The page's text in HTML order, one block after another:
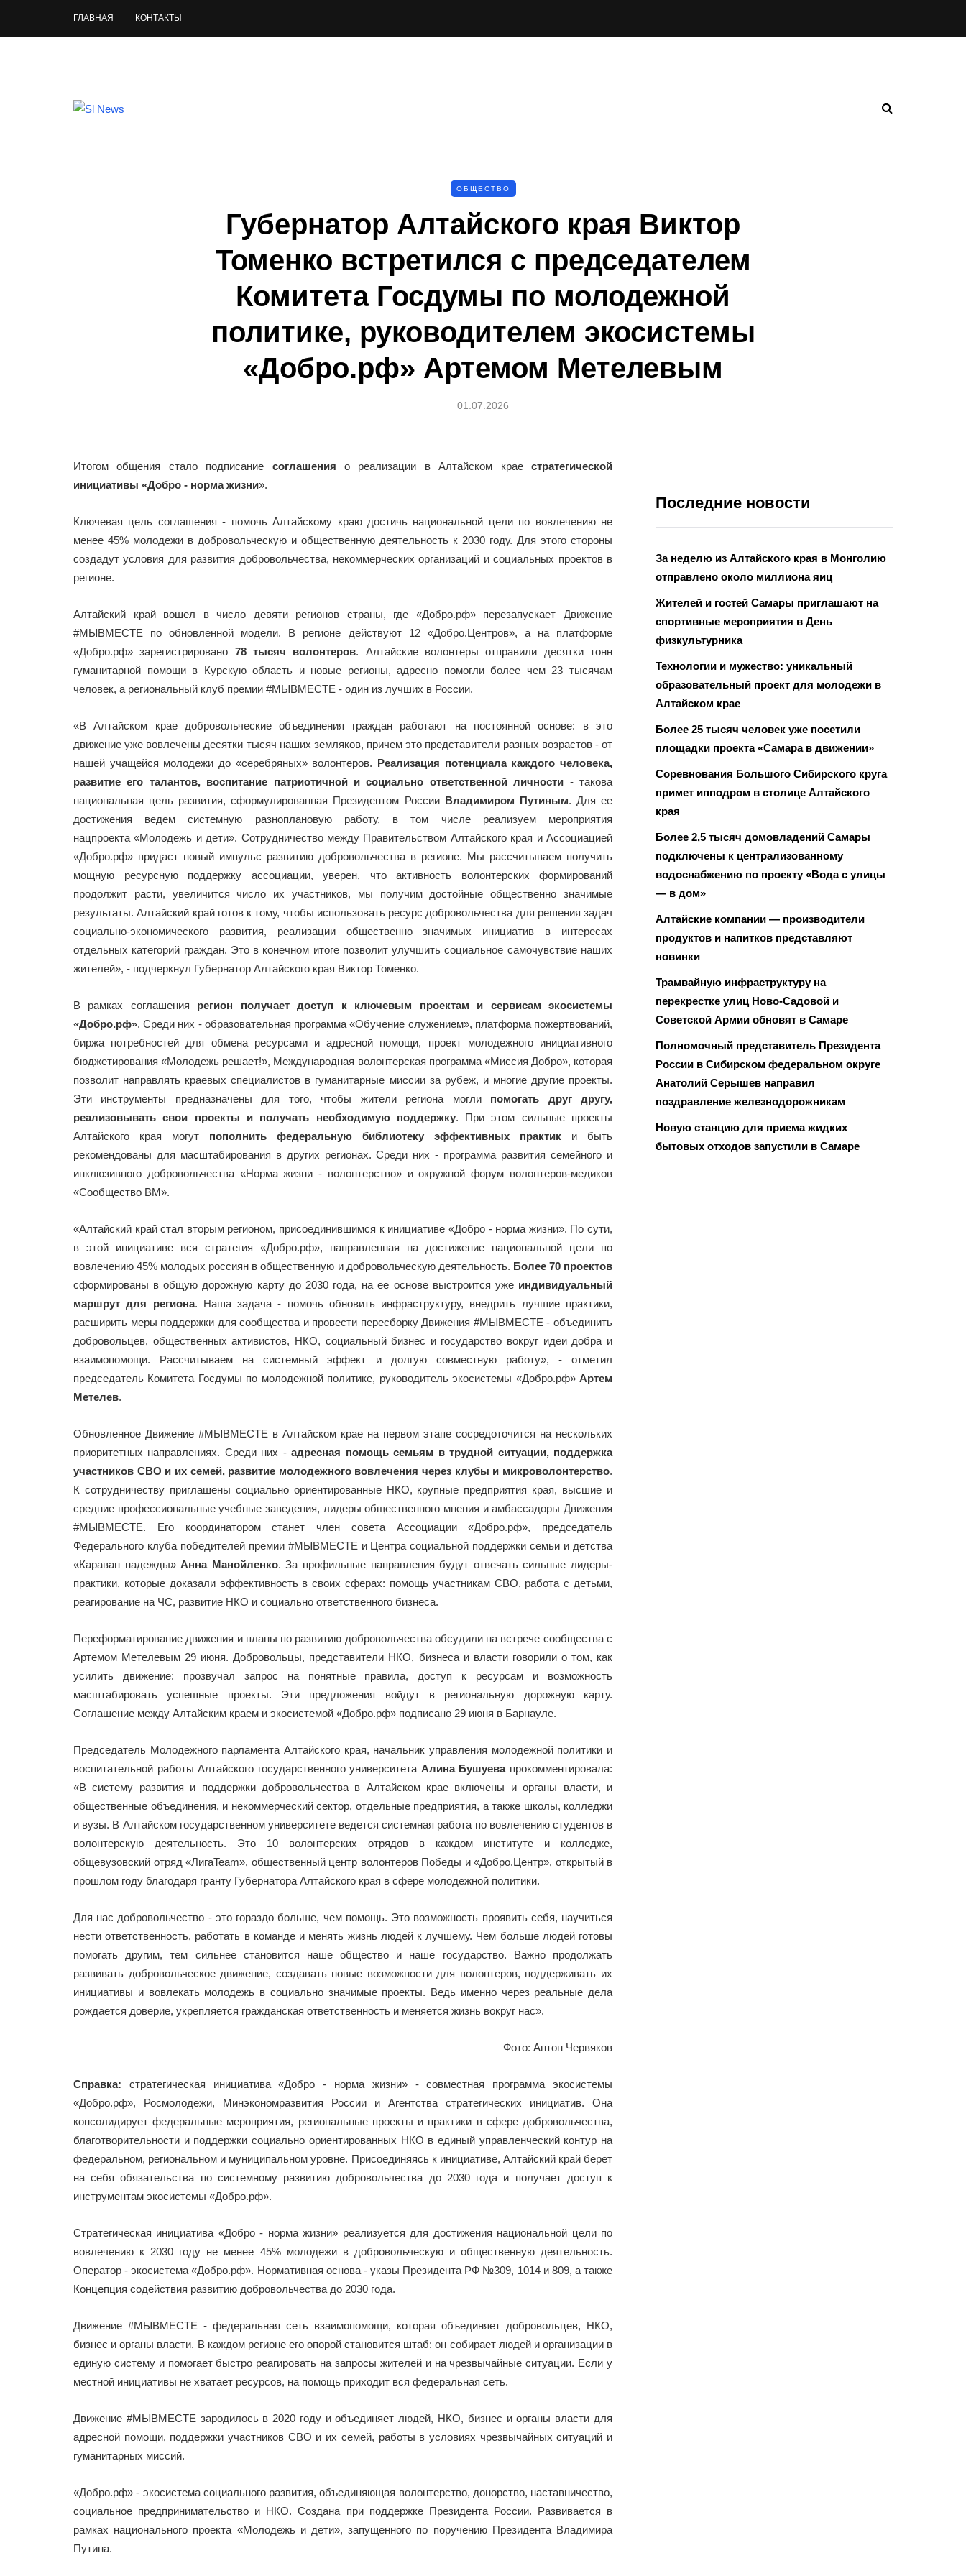
ГЛАВНАЯ КОНТАКТЫ
ОБЩЕСТВО
Губернатор Алтайского края Виктор
Томенко встретился с председателем
Комитета Госдумы по молодежной
политике, руководителем экосистемы
«Добро.рф» Артемом Метелевым
01.07.2026
Итогом общения стало подписание соглашения о реализации в Алтайском краестратегической
инициативы «Добро - норма жизни».
Ключевая цель соглашения - помочь Алтайскому краю достичь национальной цели по вовлечению не
менее 45% молодежи в добровольческую и общественную деятельность к 2030 году. Для этого стороны
создадут условия для развития добровольчества, некоммерческих организаций и социальных проектов в
регионе.
Алтайский край вошел в число девяти регионов страны, где «Добро.рф» перезапускает Движение
#МЫВМЕСТЕ по обновленной модели. В регионе действуют 12 «Добро.Центров», а на платформе
«Добро.рф» зарегистрировано 78 тысяч волонтеров. Алтайские волонтеры отправили десятки тонн
гуманитарной помощи в Курскую область и новые регионы, адресно помогли более чем 23 тысячам
человек, а региональный клуб премии #МЫВМЕСТЕ - один из лучших в России.
«В Алтайском крае добровольческие объединения граждан работают на постоянной основе: в это
движение уже вовлечены десятки тысяч наших земляков, причем это представители разных возрастов - от
нашей учащейся молодежи до «серебряных» волонтеров. Реализация потенциала каждого человека,
развитие его талантов, воспитание патриотичной и социально ответственной личности - такова
национальная цель развития, сформулированная Президентом России Владимиром Путиным. Для ее
достижения ведем системную разноплановую работу, в том числе реализуем мероприятия
нацпроекта «Молодежь и дети». Сотрудничество между Правительством Алтайского края и Ассоциацией
«Добро.рф» придаст новый импульс развитию добровольчества в регионе. Мы рассчитываем получить
мощную ресурсную поддержку ассоциации, уверен, что активность волонтерских формирований
продолжит расти, увеличится число их участников, мы получим достойные общественно значимые
результаты. Алтайский край готов к тому, чтобы использовать ресурс добровольчества для решения задач
социально-экономического развития, реализации общественно значимых инициатив в интересах
отдельных категорий граждан. Это в конечном итоге позволит улучшить социальное самочувствие наших
жителей», - подчеркнул Губернатор Алтайского края Виктор Томенко.
В рамках соглашения регион получает доступ к ключевым проектам и сервисам экосистемы
«Добро.рф». Среди них - образовательная программа «Обучение служением», платформа пожертвований,
биржа потребностей для обмена ресурсами и адресной помощи, проект молодежного инициативного
бюджетирования «Молодежь решает!», Международная волонтерская программа «Миссия Добро», которая
позволит направлять краевых специалистов в гуманитарные миссии за рубеж, и многие другие проекты.
Эти инструменты предназначены для того, чтобы жители региона могли помогать друг другу,
реализовывать свои проекты и получать необходимую поддержку. При этом сильные проекты
Алтайского края могут пополнить федеральную библиотеку эффективных практик и быть
рекомендованы для масштабирования в других регионах. Среди них - программа развития семейного и
инклюзивного добровольчества «Норма жизни - волонтерство» и окружной форум волонтеров-медиков
«Сообщество ВМ».
«Алтайский край стал вторым регионом, присоединившимся к инициативе «Добро - норма жизни». По сути,
в этой инициативе вся стратегия «Добро.рф», направленная на достижение национальной цели по
вовлечению 45% молодых россиян в общественную и добровольческую деятельность. Более 70 проектов
сформированы в общую дорожную карту до 2030 года, на ее основе выстроится уже индивидуальный
маршрут для региона. Наша задача - помочь обновить инфраструктуру, внедрить лучшие практики,
расширить меры поддержки для сообщества и провести пересборку Движения #МЫВМЕСТЕ - объединить
добровольцев, общественных активистов, НКО, социальный бизнес и государство вокруг идеи добра и
взаимопомощи. Рассчитываем на системный эффект и долгую совместную работу», - отметил
председатель Комитета Госдумы по молодежной политике, руководитель экосистемы «Добро.рф» Артем
Метелев.
Обновленное Движение #МЫВМЕСТЕ в Алтайском крае на первом этапе сосредоточится на нескольких
приоритетных направлениях. Среди них -адресная помощь семьям в трудной ситуации, поддержка
участников СВО и их семей, развитие молодежного вовлечения через клубы и микроволонтерство.
К сотрудничеству приглашены социально ориентированные НКО, крупные предприятия края, высшие и
средние профессиональные учебные заведения, лидеры общественного мнения и амбассадоры Движения
#МЫВМЕСТЕ. Его координатором станет член совета Ассоциации «Добро.рф», председатель
Федерального клуба победителей премии #МЫВМЕСТЕ и Центра социальной поддержки семьи и детства
«Караван надежды»Анна Манойленко. За профильные направления будут отвечать сильные лидеры-
практики, которые доказали эффективность в своих сферах: помощь участникам СВО, работа с детьми,
реагирование на ЧС, развитие НКО и социально ответственного бизнеса.
Переформатирование движения и планы по развитию добровольчества обсудили на встрече сообщества с
Артемом Метелевым 29 июня. Добровольцы, представители НКО, бизнеса и власти говорили о том, как
усилить движение: прозвучал запрос на понятные правила, доступ к ресурсам и возможность
масштабировать успешные проекты. Эти предложения войдут в региональную дорожную карту.
Соглашение между Алтайским краем и экосистемой «Добро.рф» подписано 29 июня в Барнауле.
Председатель Молодежного парламента Алтайского края, начальник управления молодежной политики и
воспитательной работы Алтайского государственного университета Алина Бушуевапрокомментировала:
«В систему развития и поддержки добровольчества в Алтайском крае включены и органы власти, и
общественные объединения, и некоммерческий сектор, отдельные предприятия, а также школы, колледжи
и вузы. В Алтайском государственном университете ведется системная работа по вовлечению студентов в
волонтерскую деятельность. Это 10 волонтерских отрядов в каждом институте и колледже,
общевузовский отряд «ЛигаTeam», общественный центр волонтеров Победы и «Добро.Центр», открытый в
прошлом году благодаря гранту Губернатора Алтайского края в сфере молодежной политики.
Для нас добровольчество - это гораздо больше, чем помощь. Это возможность проявить себя, научиться
нести ответственность, работать в команде и менять жизнь людей к лучшему. Чем больше людей готовы
помогать другим, тем сильнее становится наше общество и наше государство. Важно продолжать
развивать добровольческое движение, создавать новые возможности для волонтеров, поддерживать их
инициативы и вовлекать молодежь в социально значимые проекты. Ведь именно через реальные дела
рождается доверие, укрепляется гражданская ответственность и меняется жизнь вокруг нас».
Фото: Антон Червяков
Справка: стратегическая инициатива «Добро - норма жизни» - совместная программа экосистемы
«Добро.рф», Росмолодежи, Минэкономразвития России и Агентства стратегических инициатив. Она
консолидирует федеральные мероприятия, региональные проекты и практики в сфере добровольчества,
благотворительности и поддержки социально ориентированных НКО в единый управленческий контур на
федеральном, региональном и муниципальном уровне. Присоединяясь к инициативе, Алтайский край берет
на себя обязательства по системному развитию добровольчества до 2030 года и получает доступ к
инструментам экосистемы «Добро.рф».
Стратегическая инициатива «Добро - норма жизни» реализуется для достижения национальной цели по
вовлечению к 2030 году не менее 45% молодежи в добровольческую и общественную деятельность.
Оператор - экосистема «Добро.рф». Нормативная основа - указы Президента РФ №309, 1014 и 809, а также
Концепция содействия развитию добровольчества до 2030 года.
Движение #МЫВМЕСТЕ - федеральная сеть взаимопомощи, которая объединяет добровольцев, НКО,
бизнес и органы власти. В каждом регионе его опорой становится штаб: он собирает людей и организации в
единую систему и помогает быстро реагировать на запросы жителей и на чрезвычайные ситуации. Если у
местной инициативы не хватает ресурсов, на помощь приходит вся федеральная сеть.
Движение #МЫВМЕСТЕ зародилось в 2020 году и объединяет людей, НКО, бизнес и органы власти для
адресной помощи, поддержки участников СВО и их семей, работы в условиях чрезвычайных ситуаций и
гуманитарных миссий.
«Добро.рф» - экосистема социального развития, объединяющая волонтерство, донорство, наставничество,
социальное предпринимательство и НКО. Создана при поддержке Президента России. Развивается в
рамках национального проекта «Молодежь и дети», запущенного по поручению Президента Владимира
Путина.
Последние новости
За неделю из Алтайского края в Монголию
отправлено около миллиона яиц
Жителей и гостей Самары приглашают на
спортивные мероприятия в День
физкультурника
Технологии и мужество: уникальный
образовательный проект для молодежи в
Алтайском крае
Более 25 тысяч человек уже посетили
площадки проекта «Самара в движении»
Соревнования Большого Сибирского круга
примет ипподром в столице Алтайского
края
Более 2,5 тысяч домовладений Самары
подключены к централизованному
водоснабжению по проекту «Вода с улицы
— в дом»
Алтайские компании — производители
продуктов и напитков представляют
новинки
Трамвайную инфраструктуру на
перекрестке улиц Ново-Садовой и
Советской Армии обновят в Самаре
Полномочный представитель Президента
России в Сибирском федеральном округе
Анатолий Серышев направил
поздравление железнодорожникам
Новую станцию для приема жидких
бытовых отходов запустили в Самаре